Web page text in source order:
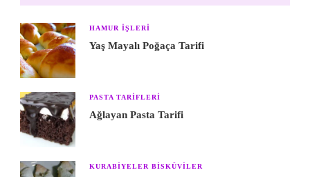
HAMUR IŞLERI
Yaş Mayalı Poğaça Tarifi
PASTA TARIFLERI
Ağlayan Pasta Tarifi
KURABIYELER BISKÜVILER